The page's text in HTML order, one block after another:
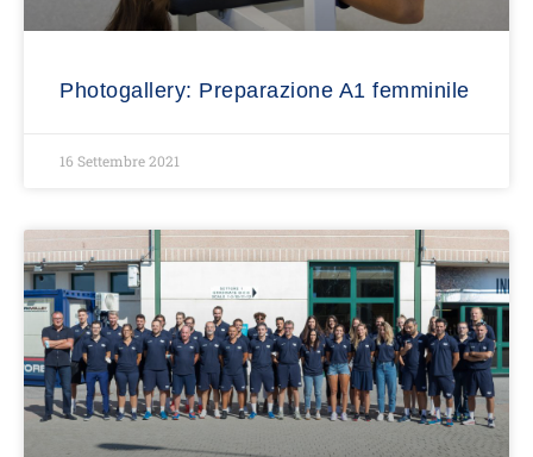
Photogallery: Preparazione A1 femminile
16 Settembre 2021